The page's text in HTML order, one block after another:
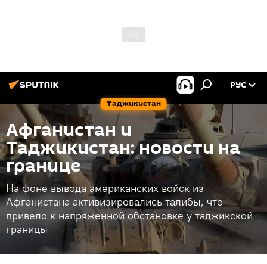
Таджикистан
РУС
Афганистан и
Таджикистан: новости на
границе
На фоне вывода американских войск из
Афганистана активизировались талибы, что
привело к напряженной обстановке у таджикской
границы